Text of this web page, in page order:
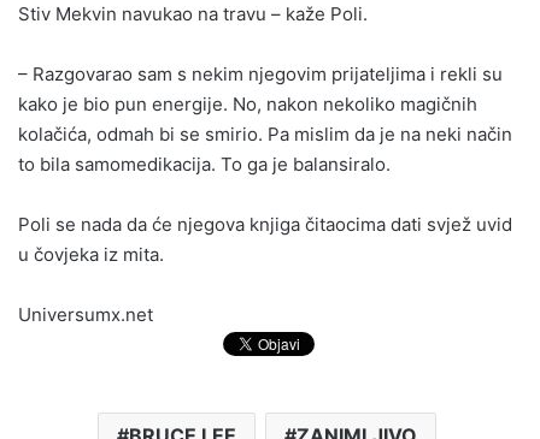
Stiv Mekvin navukao na travu – kaže Poli.
– Razgovarao sam s nekim njegovim prijateljima i rekli su
kako je bio pun energije. No, nakon nekoliko magičnih
kolačića, odmah bi se smirio. Pa mislim da je na neki način
to bila samomedikacija. To ga je balansiralo.
Poli se nada da će njegova knjiga čitaocima dati svjež uvid
u čovjeka iz mita.
Universumx.net